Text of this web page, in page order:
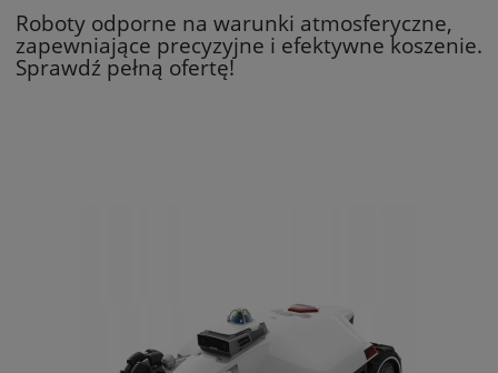
Roboty odporne na warunki atmosferyczne,
zapewniające precyzyjne i efektywne koszenie.
Sprawdź pełną ofertę!